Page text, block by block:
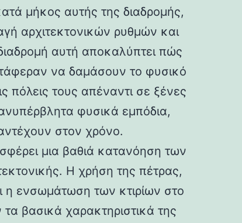
μήκος αυτής της διαδρομής,
αρχιτεκτονικών ρυθμών και
αυτή αποκαλύπτει πώς
να δαμάσουν το φυσικό
πόλεις τους απέναντι σε ξένες
φυσικά εμπόδια,
στον χρόνο.
μια βαθιά κατανόηση των
Η χρήση της πέτρας,
η ενσωμάτωση των κτιρίων στο
βασικά χαρακτηριστικά της